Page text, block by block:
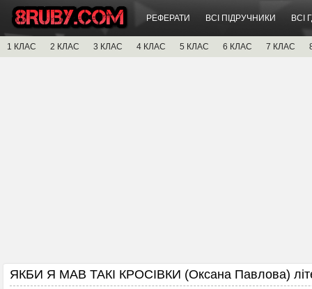
РЕФЕРАТИ ВСІ ПІДРУЧНИКИ ВСІ
1 КЛАС 2 КЛАС 3 КЛАС 4 КЛАС 5 КЛАС 6 КЛАС 7 КЛАС
ЯКБИ Я МАВ ТАКІ КРОСІВКИ (Оксана Павлова)